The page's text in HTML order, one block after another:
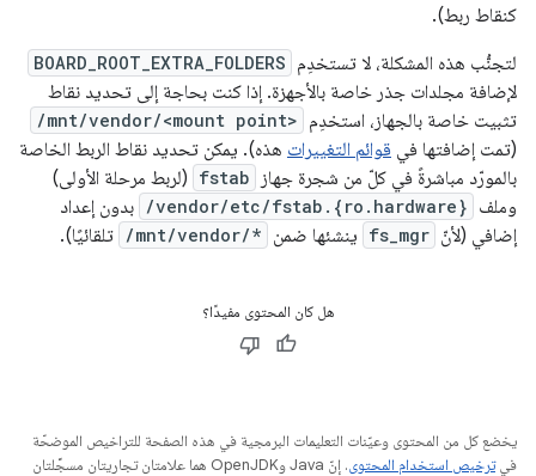
كنقاط ربط).
لتجنُّب هذه المشكلة، لا تستخدِم BOARD_ROOT_EXTRA_FOLDERS
لإضافة مجلدات جذر خاصة بالأجهزة. إذا كنت بحاجة إلى تحديد نقاط
تثبيت خاصة بالجهاز، استخدِم /mnt/vendor/<mount point>
(تمت إضافتها في قوائم التغييرات هذه). يمكن تحديد نقاط الربط الخاصة
بالمورّد مباشرةً في كلّ من شجرة جهاز
fstab (لربط مرحلة الأولى)
وملف /vendor/etc/fstab.{ro.hardware} بدون إعداد
إضافي (لأنّ fs_mgr ينشئها ضمن /mnt/vendor/* تلقائيًا).
هل كان المحتوى مفيدًا؟
يخضع كل من المحتوى وعيّنات التعليمات البرمجية في هذه الصفحة للتراخيص الموضحّة
فيترخيص استخدام المحتوى
. إنّ Java وOpenJDK هما علامتان تجاريتان مسجَّلتان